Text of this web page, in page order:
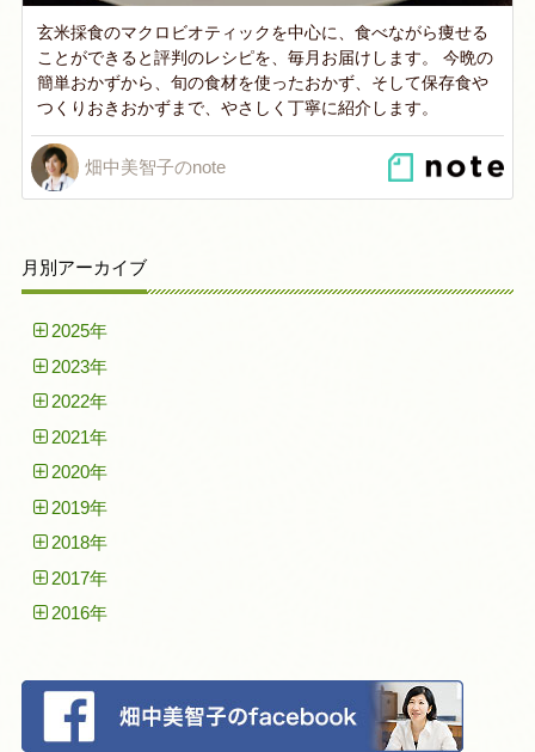
玄米採食のマクロビオティックを中心に、食べながら痩せる
ことができると評判のレシピを、毎月お届けします。 今晩の
簡単おかずから、旬の食材を使ったおかず、そして保存食や
つくりおきおかずまで、やさしく丁寧に紹介します。
畑中美智子のnote
月別アーカイブ
2025年
2023年
2022年
2021年
2020年
2019年
2018年
2017年
2016年